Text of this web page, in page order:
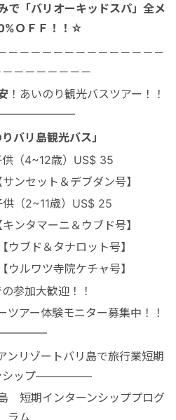
で「バリオーキッドスパ」全メ
ＯＦＦ！！☆
－－－－－－－－－－－－－－
－－－－－－－
！あいのり観光バスツアー！！
リ島観光バス」
（4~12歳）US$ 35
ンセット＆デブダン号】
（2~11歳）US$ 25
ンタマーニ＆ウブド号】
ウブド＆タナロット号】
ウルワツ寺院ケチャ号】
参加大歓迎！！
ー体験モニター募集中！！
ゾートバリ島で旅行業短期
シップ—————